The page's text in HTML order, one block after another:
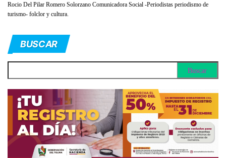
Rocio Del Pilar Romero Solorzano Comunicadora Social -Periodistas periodismo de
turismo- folclor y cultura.
BUSCAR